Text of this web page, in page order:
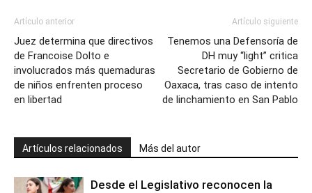
Artículo anterior
Juez determina que directivos
de Francoise Dolto e
involucrados más quemaduras
de niños enfrenten proceso
en libertad
Artículo siguiente
Tenemos una Defensoría de
DH muy “light” critica
Secretario de Gobierno de
Oaxaca, tras caso de intento
de linchamiento en San Pablo
Artículos relacionados Más del autor
Desde el Legislativo reconocen la